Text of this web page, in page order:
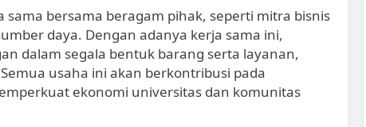
sama bersama beragam pihak, seperti mitra bisnis
daya. Dengan adanya kerja sama ini,
dalam segala bentuk barang serta layanan,
usaha ini akan berkontribusi pada
ekonomi universitas dan komunitas